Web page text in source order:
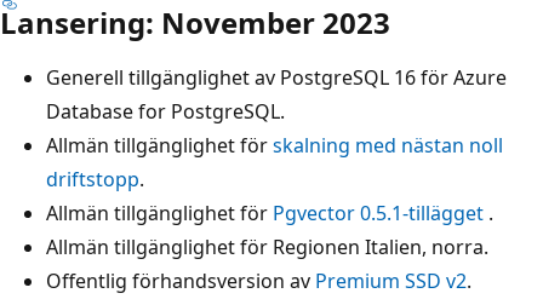
Lansering: November 2023
Generell tillgänglighet av PostgreSQL 16 för Azure
Database for PostgreSQL.
Allmän tillgänglighet förskalning med nästan noll
driftstopp.
Allmän tillgänglighet för Pgvector 0.5.1-tillägget .
Allmän tillgänglighet för Regionen Italien, norra.
Offentlig förhandsversion av Premium SSD v2.